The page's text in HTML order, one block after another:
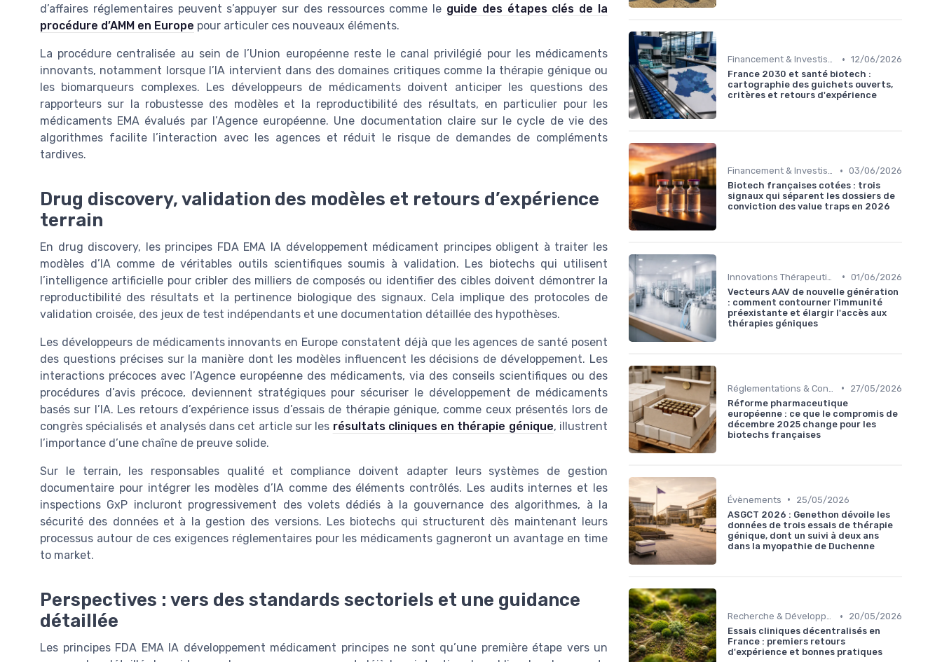
d’affaires réglementaires peuvent s’appuyer sur des ressources comme le guide des étapes clés de la
procédure d’AMM en Europe pour articuler ces nouveaux éléments.
La procédure centralisée au sein de l’Union européenne reste le canal privilégié pour les médicaments
innovants, notamment lorsque l’IA intervient dans des domaines critiques comme la thérapie génique ou
les biomarqueurs complexes. Les développeurs de médicaments doivent anticiper les questions des
rapporteurs sur la robustesse des modèles et la reproductibilité des résultats, en particulier pour les
médicaments EMA évalués par l’Agence européenne. Une documentation claire sur le cycle de vie des
algorithmes facilite l’interaction avec les agences et réduit le risque de demandes de compléments
tardives.
Drug discovery, validation des modèles et retours d’expérience
terrain
En drug discovery, les principes FDA EMA IA développement médicament principes obligent à traiter les
modèles d’IA comme de véritables outils scientifiques soumis à validation. Les biotechs qui utilisent
l’intelligence artificielle pour cribler des milliers de composés ou identifier des cibles doivent démontrer la
reproductibilité des résultats et la pertinence biologique des signaux. Cela implique des protocoles de
validation croisée, des jeux de test indépendants et une documentation détaillée des hypothèses.
Les développeurs de médicaments innovants en Europe constatent déjà que les agences de santé posent
des questions précises sur la manière dont les modèles influencent les décisions de développement. Les
interactions précoces avec l’Agence européenne des médicaments, via des conseils scientifiques ou des
procédures d’avis précoce, deviennent stratégiques pour sécuriser le développement de médicaments
basés sur l’IA. Les retours d’expérience issus d’essais de thérapie génique, comme ceux présentés lors de
congrès spécialisés et analysés dans cet article sur les résultats cliniques en thérapie génique, illustrent
l’importance d’une chaîne de preuve solide.
Sur le terrain, les responsables qualité et compliance doivent adapter leurs systèmes de gestion
documentaire pour intégrer les modèles d’IA comme des éléments contrôlés. Les audits internes et les
inspections GxP incluront progressivement des volets dédiés à la gouvernance des algorithmes, à la
sécurité des données et à la gestion des versions. Les biotechs qui structurent dès maintenant leurs
processus autour de ces exigences réglementaires pour les médicaments gagneront un avantage en time
to market.
Perspectives : vers des standards sectoriels et une guidance
détaillée
Les principes FDA EMA IA développement médicament principes ne sont qu’une première étape vers un
Financement & Investissements • 12/06/2026
France 2030 et santé biotech :
cartographie des guichets ouverts,
critères et retours d'expérience
Financement & Investissements • 03/06/2026
Biotech françaises cotées : trois
signaux qui séparent les dossiers de
conviction des value traps en 2026
• 01/06/2026
Vecteurs AAV de nouvelle génération
: comment contourner l'immunité
préexistante et élargir l'accès aux
thérapies géniques
•
27/05/2026
Réforme pharmaceutique
européenne : ce que le compromis de
décembre 2025 change pour les
biotechs françaises
Évènements •
25/05/2026
ASGCT 2026 : Genethon dévoile les
données de trois essais de thérapie
génique, dont un suivi à deux ans
dans la myopathie de Duchenne
Recherche & Développement •
20/05/2026
Essais cliniques décentralisés en
France : premiers retours
d'expérience et bonnes pratiques